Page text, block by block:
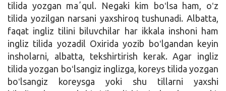
tilida yozgan maʼqul. Negaki kim boʻlsa ham, oʻz
tilida yozilgan narsani yaxshiroq tushunadi. Albatta,
faqat ingliz tilini biluvchilar har ikkala inshoni ham
ingliz tilida yozadil Oxirida yozib boʻlgandan keyin
insholarni, albatta, tekshirtirish kerak. Agar ingliz
tilida yozgan boʻlsangiz inglizga, koreys tilida yozgan
boʻlsangiz koreysga yoki shu tillarni yaxshi